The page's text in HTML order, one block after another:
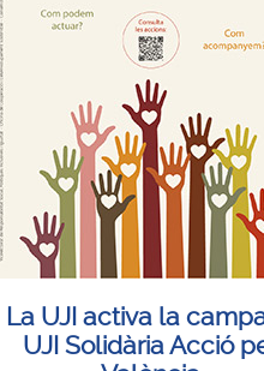
La UJI activa la
UJI Solidària Acció